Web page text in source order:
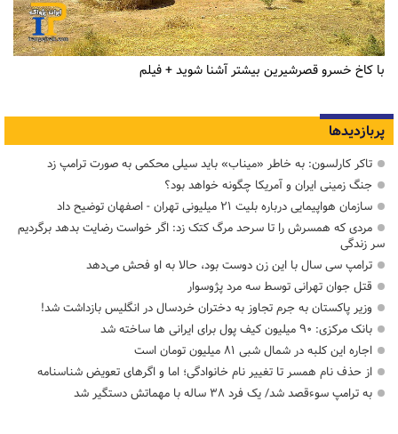
با کاخ خسرو قصرشیرین بیشتر آشنا شوید + فیلم
پربازدیدها
تاکر کارلسون: به خاطر «میناب» باید سیلی محکمی به صورت ترامپ زد
جنگ زمینی ایران و آمریکا چگونه خواهد بود؟
سازمان هواپیمایی درباره بلیت ۲۱ میلیونی تهران - اصفهان توضیح داد
مردی که همسرش را تا سرحد مرگ کتک زد: اگر خواست رضایت بدهد برگردیم
سر زندگی
ترامپ سی سال با این زن دوست بود، حالا به او فحش می‌دهد
قتل جوان تهرانی توسط سه مرد پژوسوار
وزیر پاکستان به جرم تجاوز به دختران خردسال در انگلیس بازداشت شد!
بانک مرکزی: ۹۰ میلیون کیف پول برای ایرانی ها ساخته شد
اجاره این کلبه در شمال شبی ۸۱ میلیون تومان است
از حذف نام همسر تا تغییر نام خانوادگی؛ اما و اگرهای تعویض شناسنامه
به ترامپ سوءقصد شد/ یک فرد ۳۸ ساله با مهماتش دستگیر شد